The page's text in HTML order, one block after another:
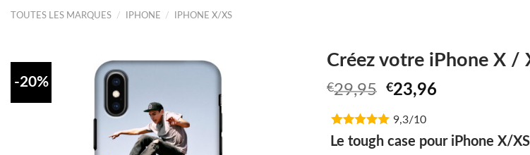
TOUTES LES MARQUES / IPHONE / IPHONE X/XS
-20%
Créez votre iPhone X /
€29,95 Original
was:
€29,95.
€23,96
€23,96.
9,3/10
Le tough case pour iPhone X/